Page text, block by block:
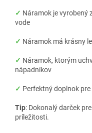
✓ Náramok je vyrobený
vode
✓ Náramok má krásny
✓ Náramok, ktorým
nápadníkov
✓ Perfektný doplnok pre
Tip: Dokonalý darček
príležitosti.